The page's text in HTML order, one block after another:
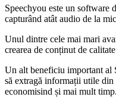
Speechyou este un software
capturând atât audio de la
Unul dintre cele mai mari
crearea de conținut de
Un alt beneficiu important al
să extragă informații utile din
economisind și mai mult timp.